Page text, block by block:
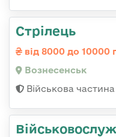
Стрілець
від 8000 до 10000
Вознесенськ
Військова